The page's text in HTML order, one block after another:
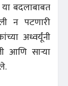
या बदलाबाबत
न पटणारी
अध्वर्यूंनी
आणि साऱ्या